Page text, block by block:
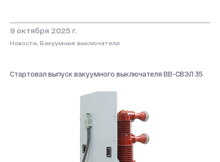
О КОМПАНИИ
Новости и мероприятия
Производство
9 октября 2025 г.
Новости, Вакуумные выключатели
Стартовал выпуск вакуумного выключателя ВВ-СВЭЛ 35